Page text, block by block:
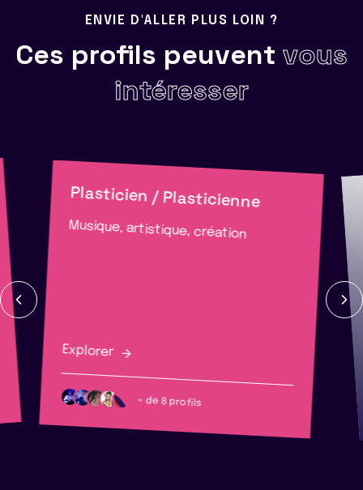
ENVIE D'ALLER PLUS LOIN ?
Ces profils peuvent vous
intéresser
Plasticien / Plasticienne
Musique, artistique, création
Explorer
+ de 8 profils